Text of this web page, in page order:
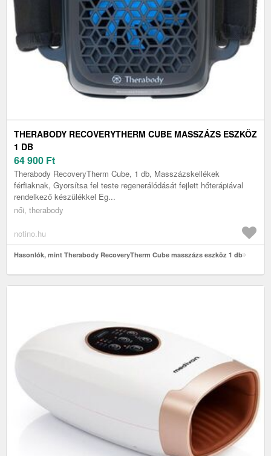
THERABODY RECOVERYTHERM CUBE MASSZÁZS ESZKÖZ
1 DB
64 900 Ft
Therabody RecoveryTherm Cube, 1 db, Masszázskellékek
férfiaknak, Gyorsítsa fel teste regenerálódását fejlett hőterápiával
rendelkező készülékkel Eg...
női, therabody
notino.hu
Hasonlók, mint Therabody RecoveryTherm Cube masszázs eszköz 1 db